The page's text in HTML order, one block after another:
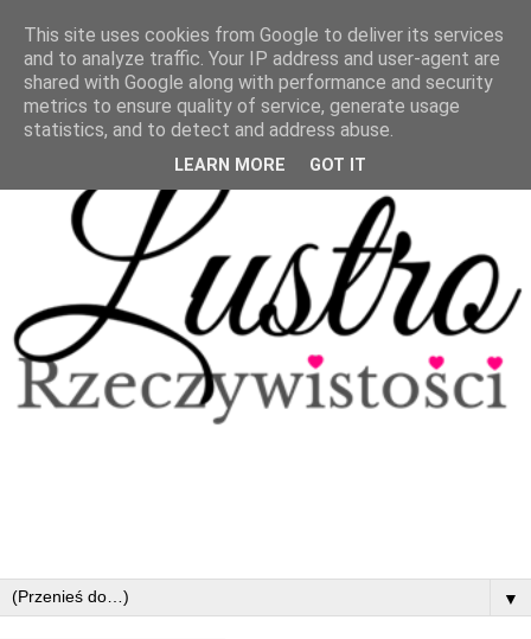
▼
This site uses cookies from Google to deliver its services
and to analyze traffic. Your IP address and user-agent are
shared with Google along with performance and security
metrics to ensure quality of service, generate usage
statistics, and to detect and address abuse.
LEARN MORE GOT IT